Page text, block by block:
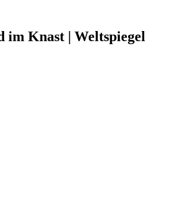
im Knast | Weltspiegel